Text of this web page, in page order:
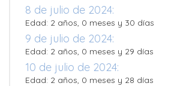
8 de julio de 2024:
Edad: 2 años, 0 meses y 30 días
9 de julio de 2024:
Edad: 2 años, 0 meses y 29 días
10 de julio de 2024:
Edad: 2 años, 0 meses y 28 días